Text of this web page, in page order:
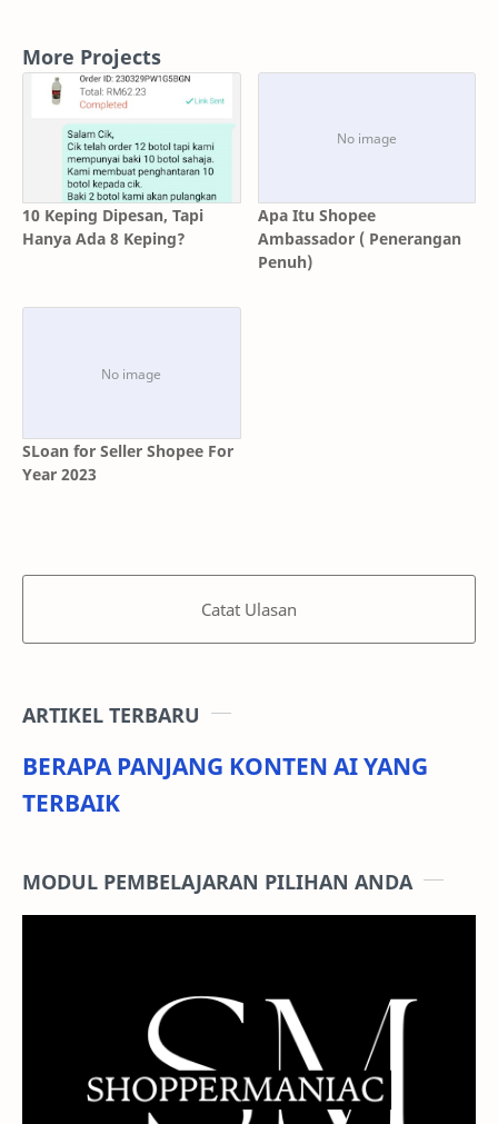
More Projects
10 Keping Dipesan, Tapi
Hanya Ada 8 Keping?
Apa Itu Shopee
Ambassador ( Penerangan
Penuh)
SLoan for Seller Shopee For
Year 2023
Catat Ulasan
ARTIKEL TERBARU
BERAPA PANJANG KONTEN AI YANG
TERBAIK
MODUL PEMBELAJARAN PILIHAN ANDA